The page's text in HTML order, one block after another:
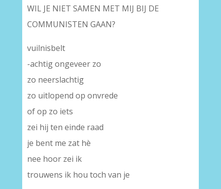
WIL JE NIET SAMEN MET MIJ BIJ DE
COMMUNISTEN GAAN?
vuilnisbelt
-achtig ongeveer zo
zo neerslachtig
zo uitlopend op onvrede
of op zo iets
zei hij ten einde raad
je bent me zat hè
nee hoor zei ik
trouwens ik hou toch van je